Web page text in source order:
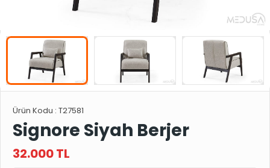
Ürün Kodu : T27581
Signore Siyah Berjer
32.000TL